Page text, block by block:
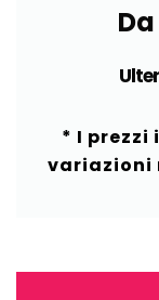
* I
variazioni